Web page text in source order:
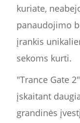
kuriate,
panaudojimo
įrankis
sekoms kurti.
"Trance Gate
įskaitant
grandinės